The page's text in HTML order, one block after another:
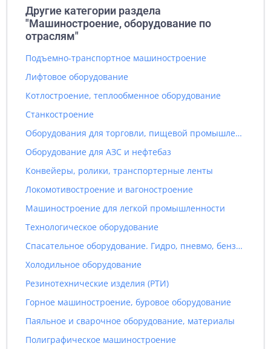
Другие категории раздела
"Машиностроение, оборудование по
отраслям"
Подъемно-транспортное машиностроение
Лифтовое оборудование
Котлостроение, теплообменное оборудование
Станкостроение
Оборудования для торговли, пищевой промышленности и общественного питания
Оборудование для АЗС и нефтебаз
Конвейеры, ролики, транспортерные ленты
Локомотивостроение и вагоностроение
Машиностроение для легкой промышленности
Технологическое оборудование
Спасательное оборудование. Гидро, пневмо, бензо инструмент
Холодильное оборудование
Резинотехнические изделия (РТИ)
Горное машиностроение, буровое оборудование
Паяльное и сварочное оборудование, материалы
Полиграфическое машиностроение